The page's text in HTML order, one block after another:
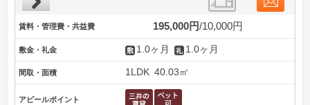
賃料・管理費・共益費 195,000円 10,000円
敷金・礼金 1.0ヶ月 1.0ヶ月
間取・面積 1LDK 40.03㎡
アピールポイント